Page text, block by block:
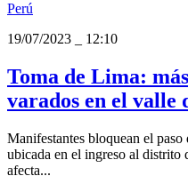
Perú
19/07/2023
12:10
Toma de Lima:
varados en el valle
Manifestantes bloquean el
ubicada en el ingreso al
afecta...